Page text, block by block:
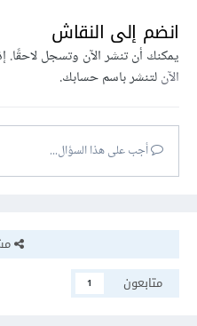
انضم إلى النقاش
يمكنك أن تنشر الآن وتسجل لاحقًا.
الآنلتنشر باسم حسابك.
أجب على هذا السؤال...
متابعون
1